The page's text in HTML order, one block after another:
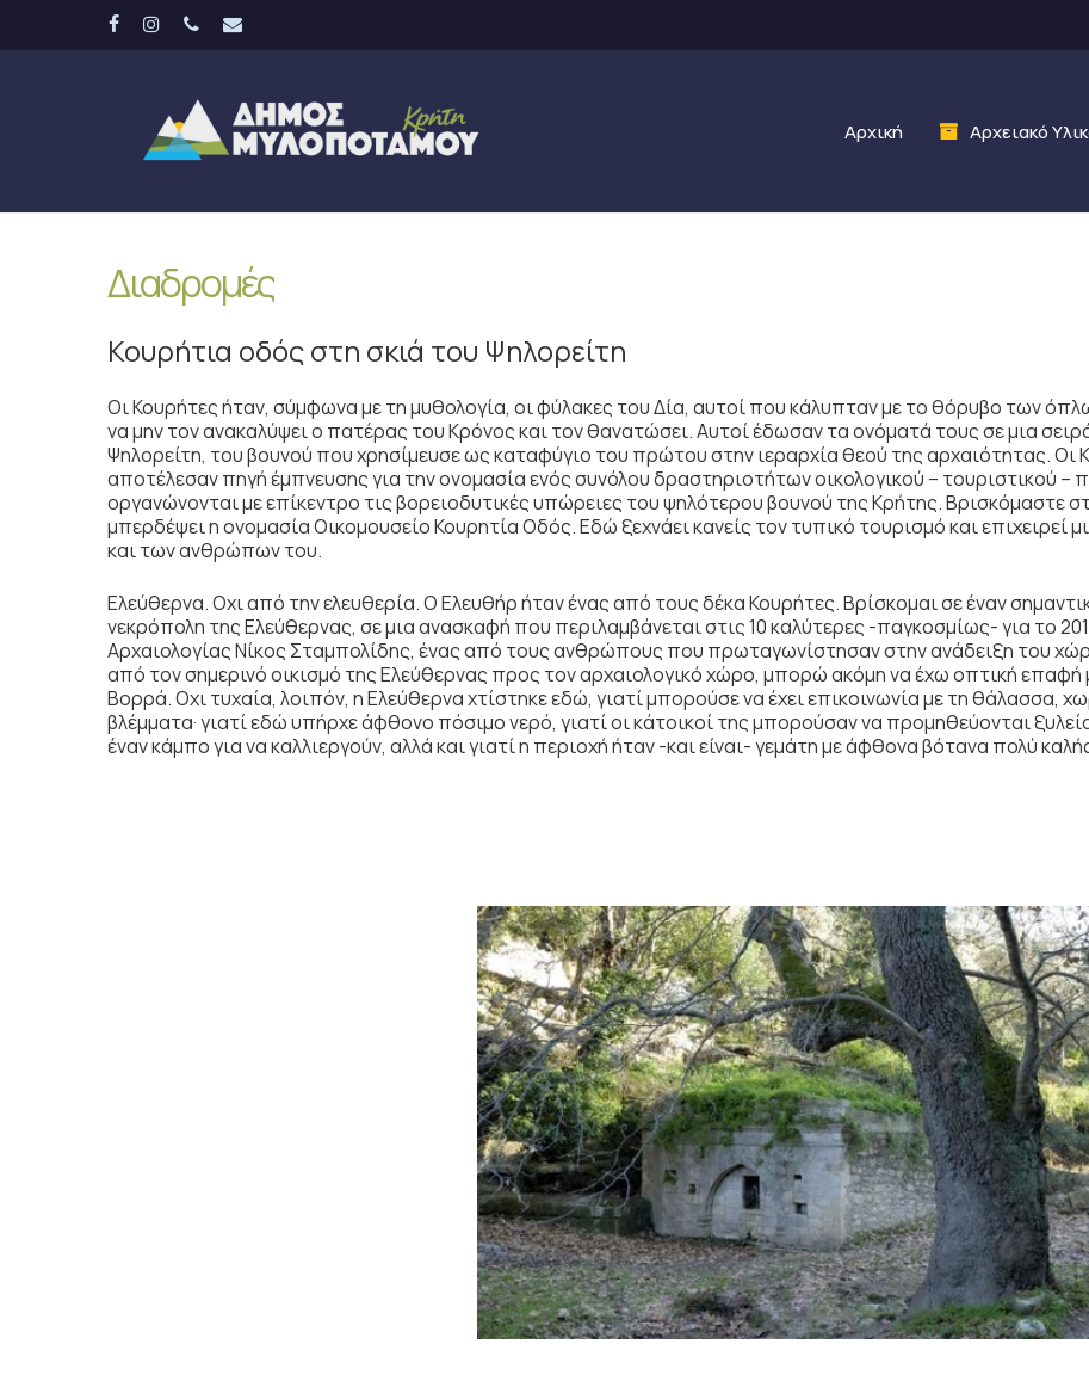
main
facebookinstagramphoneemail
Αρχική Αρχειακό
Διαδρομές
Κουρήτια οδός στη σκιά του Ψηλορείτη
Οι Κουρήτες ήταν, σύμφωνα με τη μυθολογία, οι φύλακες του Δία, αυτοί που κάλυπταν με το θόρυβο των
να μην τον ανακαλύψει ο πατέρας του Κρόνος και τον θανατώσει. Αυτοί έδωσαν τα ονόματά τους σε μια
Ψηλορείτη, του βουνού που χρησίμευσε ως καταφύγιο του πρώτου στην ιεραρχία θεού της αρχαιότητας. Οι
αποτέλεσαν πηγή έμπνευσης για την ονομασία ενός συνόλου δραστηριοτήτων οικολογικού – τουριστικού –
οργανώνονται με επίκεντρο τις βορειοδυτικές υπώρειες του ψηλότερου βουνού της Κρήτης. Βρισκόμαστε
μπερδέψει η ονομασία Οικομουσείο Κουρητία Οδός. Εδώ ξεχνάει κανείς τον τυπικό τουρισμό και επιχειρεί
και των ανθρώπων του.
Ελεύθερνα. Οχι από την ελευθερία. Ο Ελευθήρ ήταν ένας από τους δέκα Κουρήτες. Βρίσκομαι σε έναν
νεκρόπολη της Ελεύθερνας, σε μια ανασκαφή που περιλαμβάνεται στις 10 καλύτερες -παγκοσμίως- για το
Αρχαιολογίας Νίκος Σταμπολίδης, ένας από τους ανθρώπους που πρωταγωνίστησαν στην ανάδειξη του
από τον σημερινό οικισμό της Ελεύθερνας προς τον αρχαιολογικό χώρο, μπορώ ακόμη να έχω οπτική
Βορρά. Οχι τυχαία, λοιπόν, η Ελεύθερνα χτίστηκε εδώ, γιατί μπορούσε να έχει επικοινωνία με τη θάλασσα,
βλέμματα· γιατί εδώ υπήρχε άφθονο πόσιμο νερό, γιατί οι κάτοικοί της μπορούσαν να προμηθεύονται
έναν κάμπο για να καλλιεργούν, αλλά και γιατί η περιοχή ήταν -και είναι- γεμάτη με άφθονα βότανα πολύ